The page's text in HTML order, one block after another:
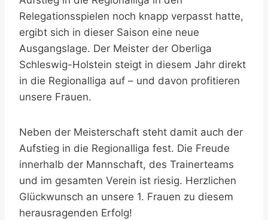
Relegationsspielen noch knapp verpasst hatte,
ergibt sich in dieser Saison eine neue
Ausgangslage. Der Meister der Oberliga
Schleswig-Holstein steigt in diesem Jahr direkt
in die Regionalliga auf – und davon profitieren
unsere Frauen.
Neben der Meisterschaft steht damit auch der
Aufstieg in die Regionalliga fest. Die Freude
innerhalb der Mannschaft, des Trainerteams
und im gesamten Verein ist riesig. Herzlichen
Glückwunsch an unsere 1. Frauen zu diesem
herausragenden Erfolg!